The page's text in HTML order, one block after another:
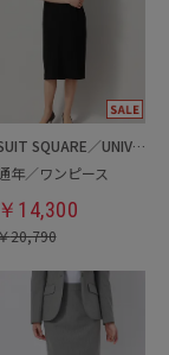
SUIT SQUARE／UNIVERSAL LANGUAGE／WHITE
年／ワンピース
￥ 14,300
20,790